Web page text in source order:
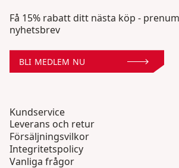
Få 15% rabatt ditt nästa köp -
nyhetsbrev
BLI MEDLEM NU
Kundservice
Leverans och retur
Försäljningsvilkor
Integritetspolicy
Vanliga frågor